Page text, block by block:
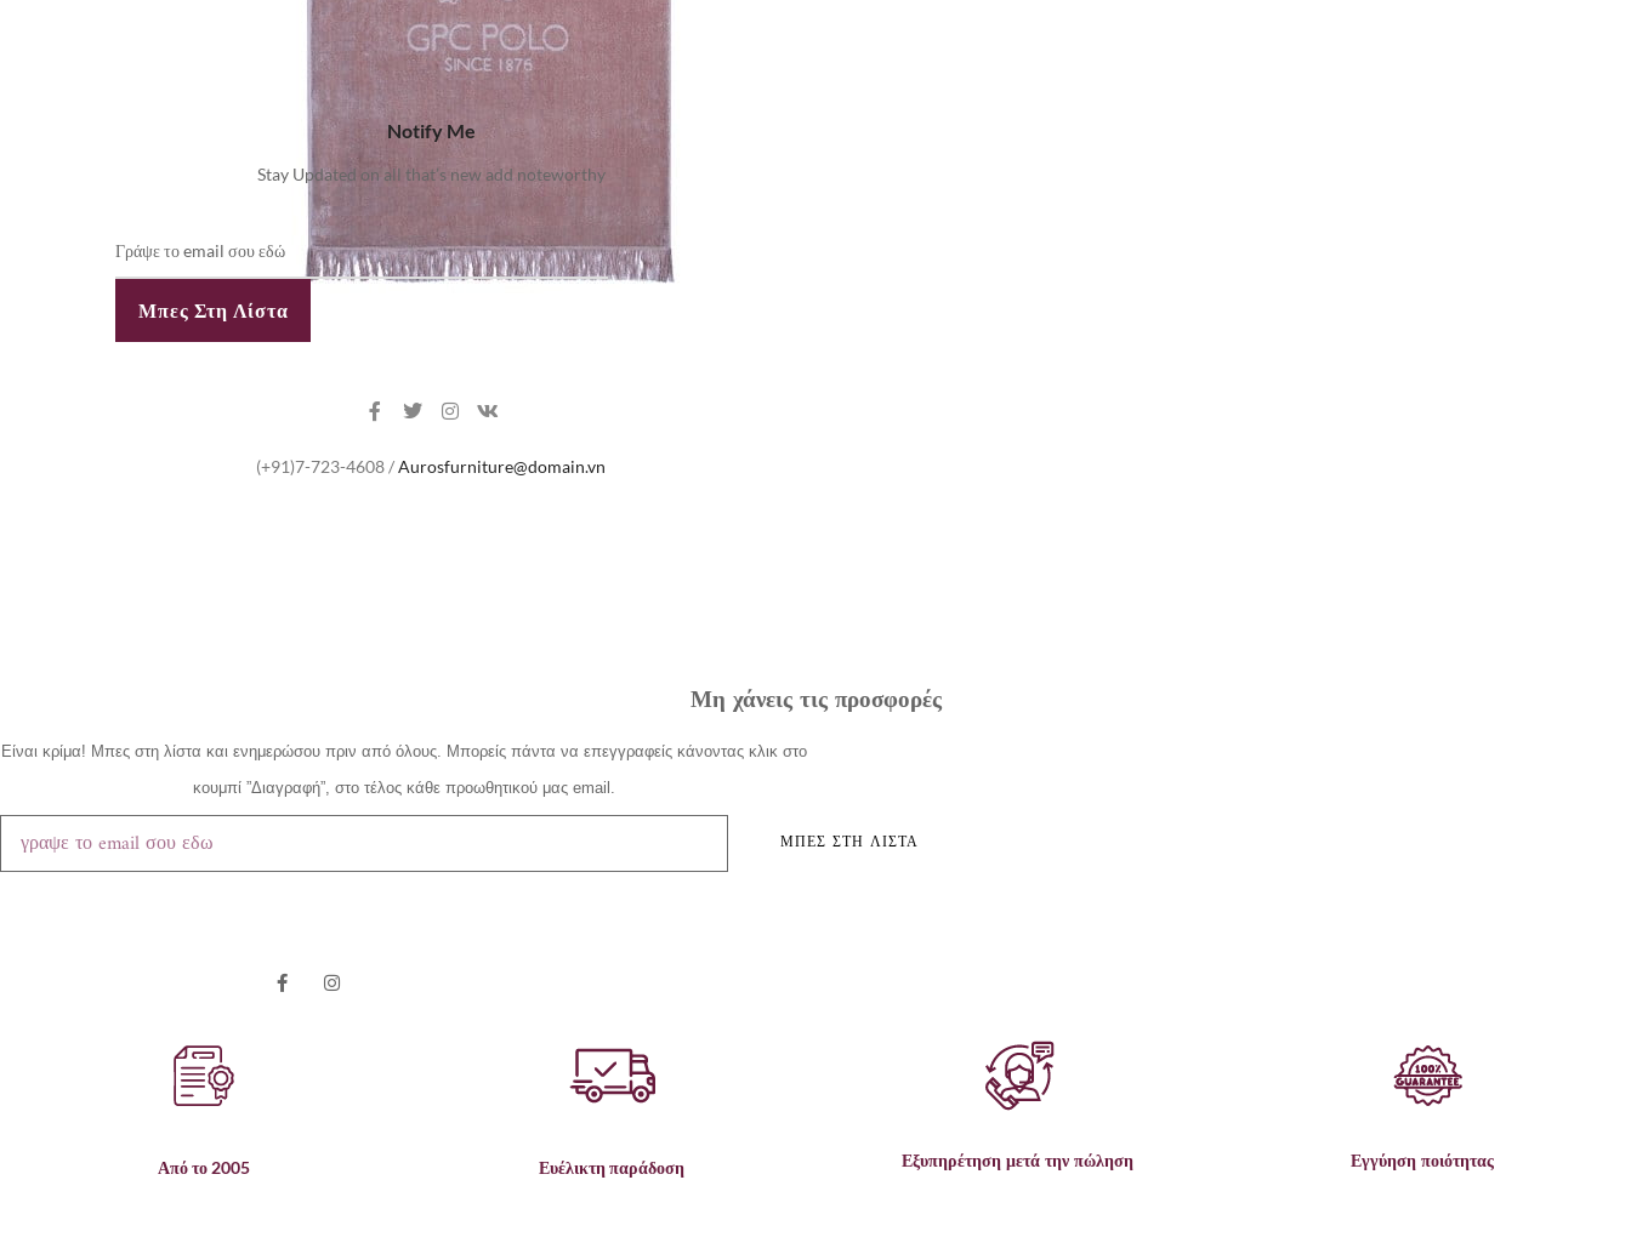
Notify Me
Stay Updated on all that’s new add noteworthy
(+91)7-723-4608 /Aurosfurniture@domain.vn
Μη χάνεις τις προσφορές
Είναι κρίμα! Μπες στη λίστα και ενημερώσου πριν από όλους. Μπορείς πάντα να επεγγραφείς κάνοντας κλικ στο
κουμπί ”Διαγραφή”, στο τέλος κάθε προωθητικού μας email.
ΜΠΕΣ ΣΤΗ ΛΙΣΤΑ
Από το 2005 Ευέλικτη παράδοση Εξυπηρέτηση μετά την πώληση Εγγύηση ποιότητας